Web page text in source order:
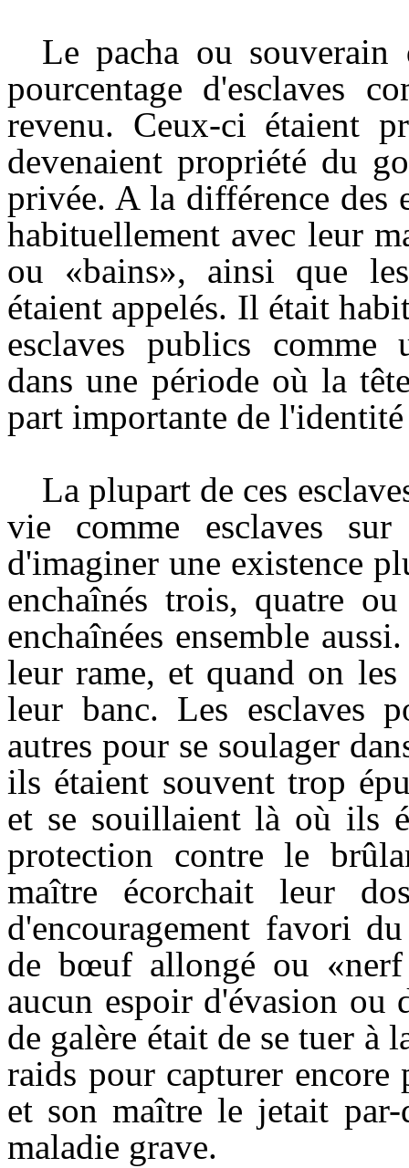
Le pacha ou
pourcentage d'esclaves
revenu. Ceux-ci étaient
devenaient propriété du
privée. A la différence des
habituellement avec leur
ou «bains», ainsi que
étaient appelés. Il était
esclaves publics comme
dans une période où la
part importante de
La plupart de ces
vie comme esclaves
d'imaginer une existence
enchaînés trois, quatre
enchaînées ensemble
leur rame, et quand on
leur banc. Les esclaves
autres pour se soulager
ils étaient souvent trop
et se souillaient là où ils
protection contre le
maître écorchait leur
d'encouragement favori
de bœuf allongé ou
aucun espoir d'évasion ou
de galère était de se tuer à
raids pour capturer
et son maître le jetait par-
maladie grave.